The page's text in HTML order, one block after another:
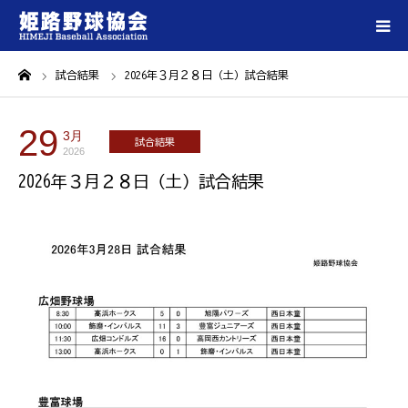
試合結果 2026年３月２８日（土）試合結果
29 3月
2026
試合結果
2026年３月２８日（土）試合結果
ホーム
姫路野球協会について
登録チーム一覧
各種ダウンロード